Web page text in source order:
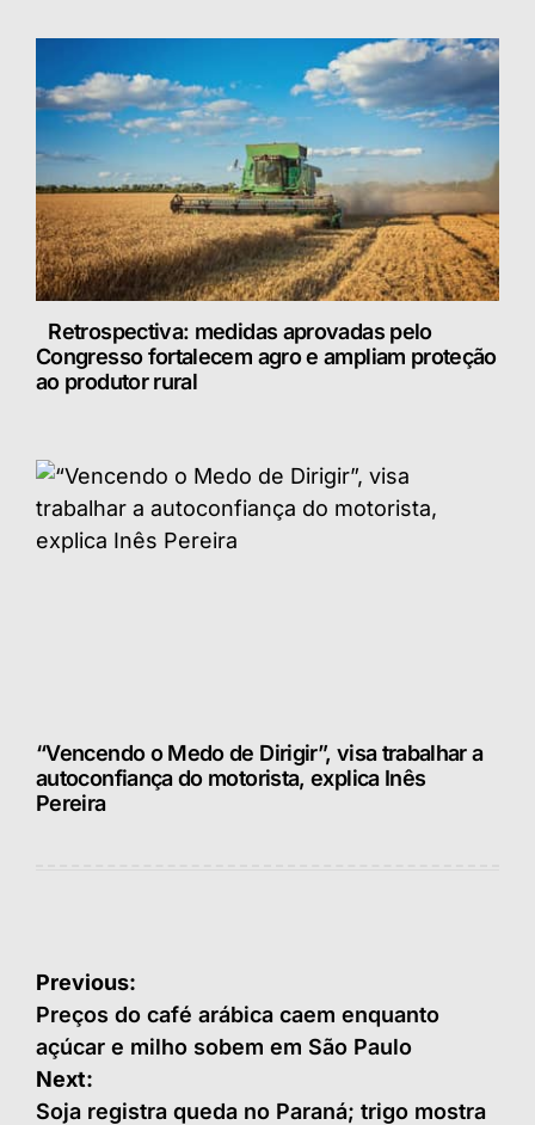
Retrospectiva: medidas aprovadas pelo
Congresso fortalecem agro e ampliam proteção
ao produtor rural
“Vencendo o Medo de Dirigir”, visa trabalhar a
autoconfiança do motorista, explica Inês
Pereira
Navegação
de
Post
Previous:
Preços do café arábica caem enquanto
açúcar e milho sobem em São Paulo
Next:
Soja registra queda no Paraná; trigo mostra